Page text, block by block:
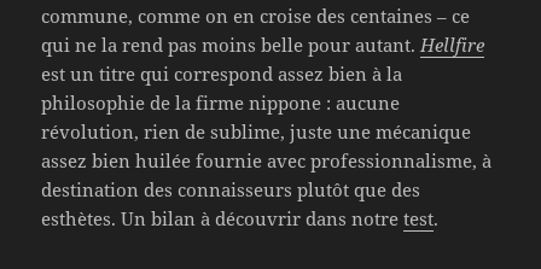
commune, comme on en croise des centaines – ce
qui ne la rend pas moins belle pour autant. Hellfire
est un titre qui correspond assez bien à la
philosophie de la firme nippone : aucune
révolution, rien de sublime, juste une mécanique
assez bien huilée fournie avec professionnalisme, à
destination des connaisseurs plutôt que des
esthètes. Un bilan à découvrir dans notretest.